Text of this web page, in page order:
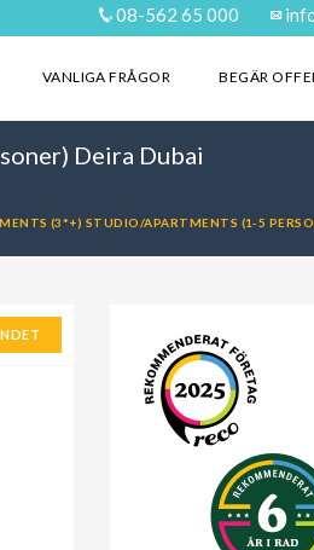
08-562 65 000
VANLIGA FRÅGOR BEGÄR
Deira Dubai
(3*+) STUDIO/APARTMENTS (1-5